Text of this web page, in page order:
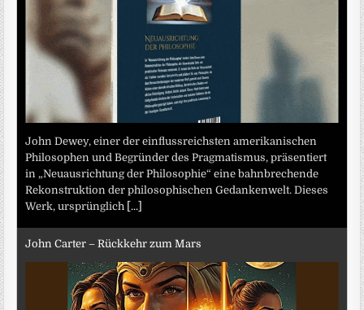
John Dewey, einer der einflussreichsten amerikanischen
Philosophen und Begründer des Pragmatismus, präsentiert
in „Neuausrichtung der Philosophie“ eine bahnbrechende
Rekonstruktion der philosophischen Gedankenwelt. Dieses
Werk, ursprünglich [...]
John Carter – Rückkehr zum Mars